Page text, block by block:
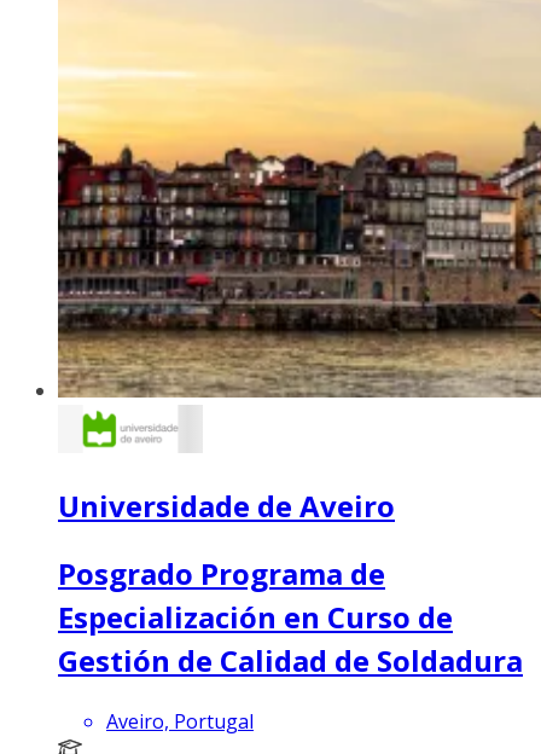
Universidade de Aveiro
Posgrado Programa de
Especialización en Curso de
Gestión de Calidad de Soldadura
Aveiro, Portugal